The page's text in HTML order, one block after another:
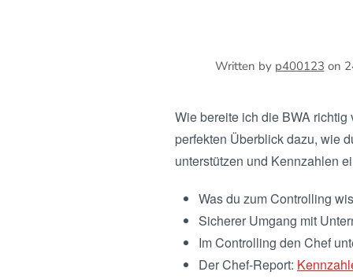
Written by p400123 on
Wie bereite ich die BWA
perfekten Überblick dazu, wie
unterstützen und Kennzahlen
Was du zum Controlling
Sicherer Umgang mit
Im Controlling den Chef
Der Chef-Report: